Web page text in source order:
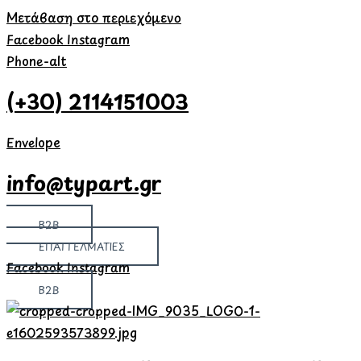
Μετάβαση στο περιεχόμενο
Facebook Instagram
Phone-alt
(+30) 2114151003
Envelope
info@typart.gr
B2B
ΕΠΑΓΓΕΛΜΑΤΙΕΣ
FacebookInstagram
B2B